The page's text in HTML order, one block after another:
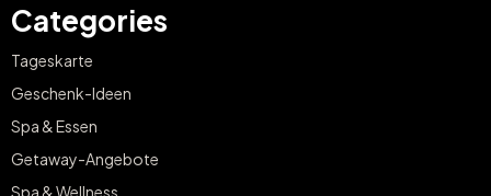
Categories
Tageskarte
Geschenk-Ideen
Spa & Essen
Getaway-Angebote
Spa & Wellness